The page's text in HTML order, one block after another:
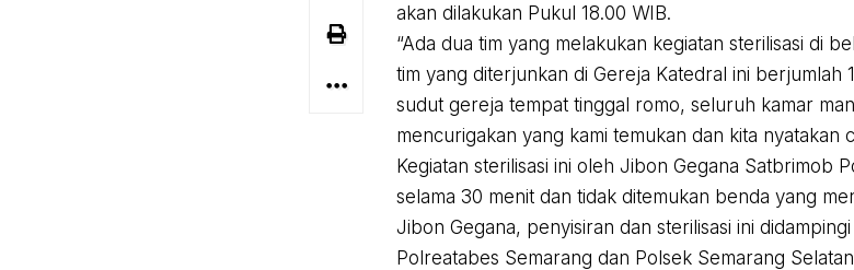
akan dilakukan Pukul 18.00 WIB.
“Ada dua tim yang melakukan kegiatan sterilisasi di
tim yang diterjunkan di Gereja Katedral ini berjumlah
sudut gereja tempat tinggal romo, seluruh kamar
mencurigakan yang kami temukan dan kita nyatakan
Kegiatan sterilisasi ini oleh Jibon Gegana Satbrimob
selama 30 menit dan tidak ditemukan benda yang
Jibon Gegana, penyisiran dan sterilisasi ini
Polreatabes Semarang dan Polsek Semarang